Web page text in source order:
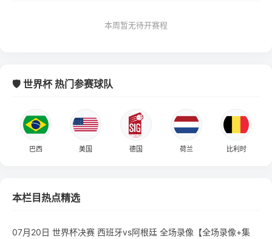
本周暂无待开赛程
🛡️ 世界杯 热门参赛球队
巴西 美国 德国 荷兰 比利时
本栏目热点精选
07月20日 世界杯决赛 西班牙vs阿根廷 全场录像【全场录像+集